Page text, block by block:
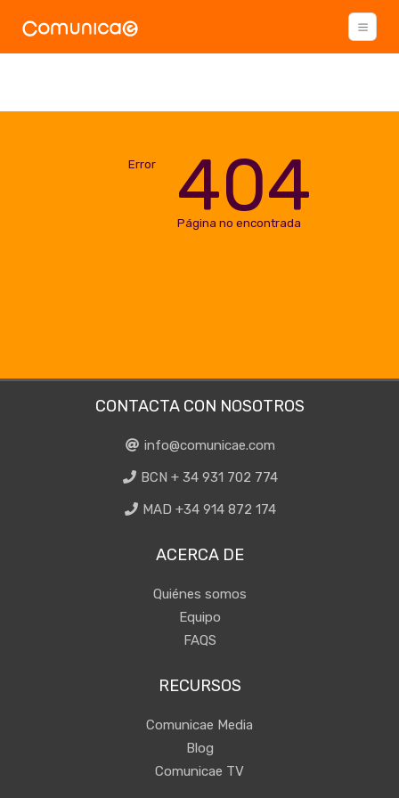
Error 404
Página no encontrada
CONTACTA CON NOSOTROS
info@comunicae.com
BCN + 34 931 702 774
MAD +34 914 872 174
ACERCA DE
Quiénes somos
Equipo
FAQS
RECURSOS
Comunicae Media
Blog
Comunicae TV